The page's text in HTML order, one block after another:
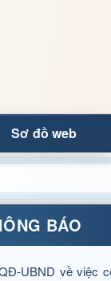
Sơ đồ web
BÁO
UBND về việc